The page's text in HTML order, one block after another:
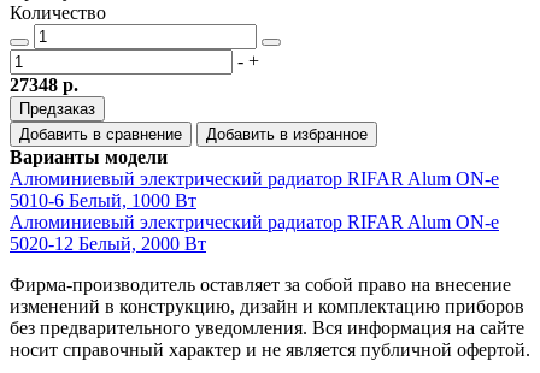
Количество
- +
27348 р.
Предзаказ
Добавить в сравнение
Добавить в избранное
Варианты модели
Алюминиевый электрический радиатор RIFAR Alum ON-e
5010-6 Белый, 1000 Вт
Алюминиевый электрический радиатор RIFAR Alum ON-e
5020-12 Белый, 2000 Вт
Фирма-производитель оставляет за собой право на внесение
изменений в конструкцию, дизайн и комплектацию приборов
без предварительного уведомления. Вся информация на сайте
носит справочный характер и не является публичной офертой.